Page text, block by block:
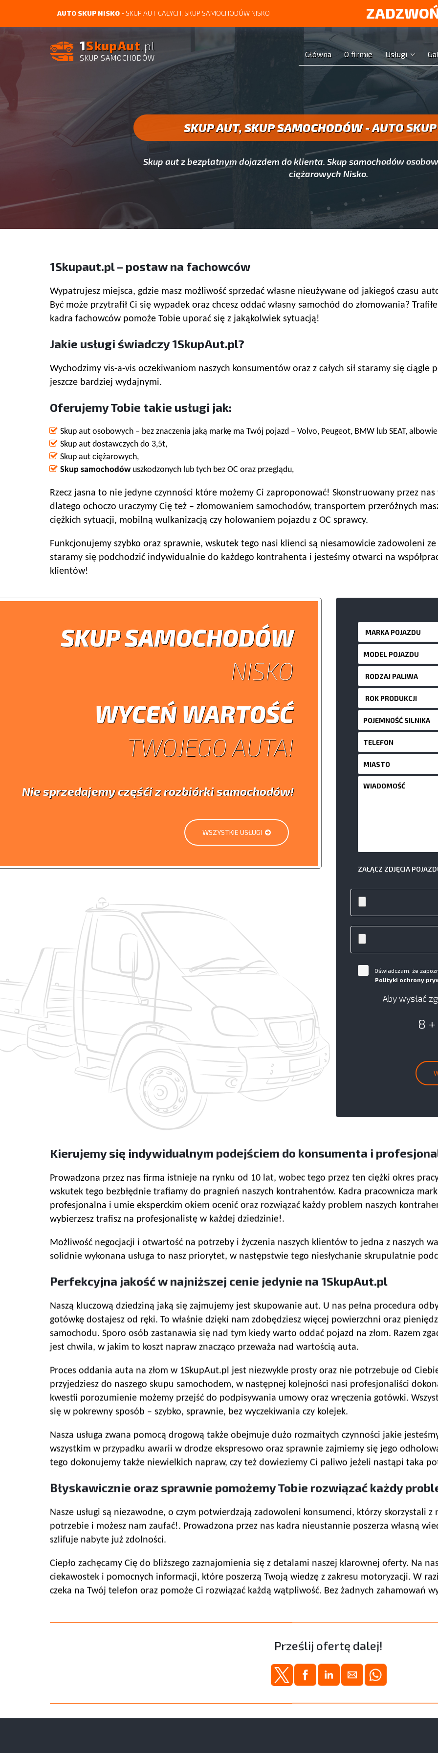
AUTO SKUP NISKO - SKUP AUT CAŁYCH, SKUP SAMOCHODÓW NISKO
1SkupAut.pl
SKUP SAMOCHODÓW Główna O firmie Usługi
SKUP AUT, SKUP SAMOCHODÓW - AUTO
Skup aut z bezpłatnym dojazdem do klienta. Skup samochodów
ciężarowych Nisko.
1Skupaut.pl – postaw na fachowców
Wypatrujesz miejsca, gdzie masz możliwość sprzedać własne nieużywane od jakiegoś czasu
Być może przytrafił Ci się wypadek oraz chcesz oddać własny samochód do złomowania?
kadra fachowców pomoże Tobie uporać się z jakąkolwiek sytuacją!
Jakie usługi świadczy 1SkupAut.pl?
Wychodzimy vis-a-vis oczekiwaniom naszych konsumentów oraz z całych sił staramy się ciągle
jeszcze bardziej wydajnymi.
Oferujemy Tobie takie usługi jak:
Skup aut osobowych – bez znaczenia jaką markę ma Twój pojazd – Volvo, Peugeot, BMW lub SEAT,
Skup aut dostawczych do 3,5t,
Skup aut ciężarowych,
Skup samochodówuszkodzonych lub tych bez OC oraz przeglądu,
Rzecz jasna to nie jedyne czynności które możemy Ci zaproponować! Skonstruowany przez nas
dlatego ochoczo uraczymy Cię też – złomowaniem samochodów, transportem przeróżnych
ciężkich sytuacji, mobilną wulkanizacją czy holowaniem pojazdu z OC sprawcy.
Funkcjonujemy szybko oraz sprawnie, wskutek tego nasi klienci są niesamowicie zadowoleni ze
staramy się podchodzić indywidualnie do każdego kontrahenta i jesteśmy otwarci na
klientów!
SKUP SAMOCHODÓW
NISKO
WYCEŃ WARTOŚĆ
TWOJEGO AUTA!
Nie sprzedajemy częśći z rozbiórki samochodów!
WSZYSTKIE USŁUGI
ZAŁĄCZ ZDJĘCIA
Oświadczam, że
Polityki ochrony
Aby wysłać
8
Kierujemy się indywidualnym podejściem do konsumenta i
Prowadzona przez nas firma istnieje na rynku od 10 lat, wobec tego przez ten ciężki okres
wskutek tego bezbłędnie trafiamy do pragnień naszych kontrahentów. Kadra pracownicza
profesjonalna i umie eksperckim okiem ocenić oraz rozwiązać każdy problem naszych
wybierzesz trafisz na profesjonalistę w każdej dziedzinie!.
Możliwość negocjacji i otwartość na potrzeby i życzenia naszych klientów to jedna z naszych
solidnie wykonana usługa to nasz priorytet, w następstwie tego niesłychanie skrupulatnie
Perfekcyjna jakość w najniższej cenie jedynie na 1SkupAut.pl
Naszą kluczową dziedziną jaką się zajmujemy jest skupowanie aut. U nas pełna procedura
gotówkę dostajesz od ręki. To właśnie dzięki nam zdobędziesz więcej powierzchni oraz
samochodu. Sporo osób zastanawia się nad tym kiedy warto oddać pojazd na złom. Razem
jest chwila, w jakim to koszt napraw znacząco przeważa nad wartością auta.
Proces oddania auta na złom w 1SkupAut.pl jest niezwykle prosty oraz nie potrzebuje od
przyjedziesz do naszego skupu samochodem, w następnej kolejności nasi profesjonaliści
kwestii porozumienie możemy przejść do podpisywania umowy oraz wręczenia gotówki.
się w pokrewny sposób – szybko, sprawnie, bez wyczekiwania czy kolejek.
Nasza usługa zwana pomocą drogową także obejmuje dużo rozmaitych czynności jakie
wszystkim w przypadku awarii w drodze ekspresowo oraz sprawnie zajmiemy się jego
tego dokonujemy także niewielkich napraw, czy też dowieziemy Ci paliwo jeżeli nastąpi taka
Błyskawicznie oraz sprawnie pomożemy Tobie rozwiązać każdy
Nasze usługi są niezawodne, o czym potwierdzają zadowoleni konsumenci, którzy skorzystali z
potrzebie i możesz nam zaufać!. Prowadzona przez nas kadra nieustannie poszerza własną
szlifuje nabyte już zdolności.
Ciepło zachęcamy Cię do bliższego zaznajomienia się z detalami naszej klarownej oferty. Na
ciekawostek i pomocnych informacji, które poszerzą Twoją wiedzę z zakresu motoryzacji. W
czeka na Twój telefon oraz pomoże Ci rozwiązać każdą wątpliwość. Bez żadnych zahamowań
Prześlij ofertę dalej!